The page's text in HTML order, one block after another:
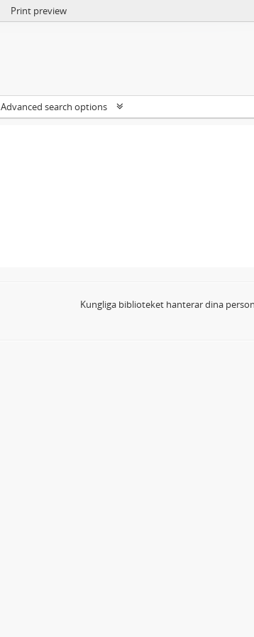
Print preview
Advanced search options
Kungliga biblioteket hanterar dina